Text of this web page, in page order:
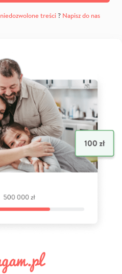
niedozwolone treści? Napisz do nas